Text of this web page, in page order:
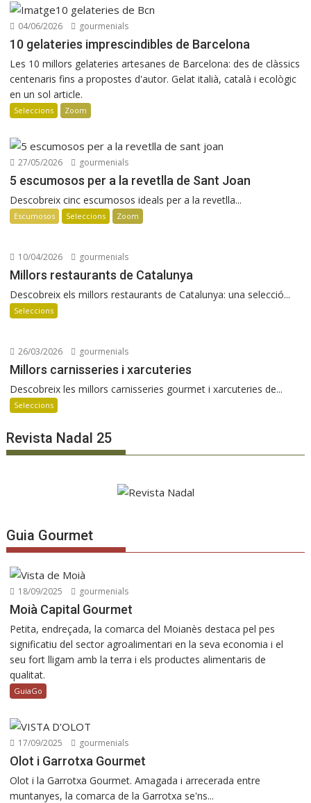
Osteria Condal obre a Barcelona
04/06/2026 gourmenials
10 gelateries imprescindibles de Barcelona
Les 10 millors gelateries artesanes de Barcelona: des de clàssics
centenaris fins a propostes d'autor. Gelat italià, català i ecològic
en un sol article.
Seleccions Zoom
27/05/2026 gourmenials
5 escumosos per a la revetlla de Sant Joan
Descobreix cinc escumosos ideals per a la revetlla...
Escumosos Seleccions Zoom
10/04/2026 gourmenials
Millors restaurants de Catalunya
Descobreix els millors restaurants de Catalunya: una selecció...
Seleccions
26/03/2026 gourmenials
Millors carnisseries i xarcuteries
Descobreix les millors carnisseries gourmet i xarcuteries de...
Seleccions
Revista Nadal 25
Guia Gourmet
18/09/2025 gourmenials
Moià Capital Gourmet
Petita, endreçada, la comarca del Moianès destaca pel pes
significatiu del sector agroalimentari en la seva economia i el
seu fort lligam amb la terra i els productes alimentaris de
qualitat.
GuiaGo
17/09/2025 gourmenials
Olot i Garrotxa Gourmet
Olot i la Garrotxa Gourmet. Amagada i arrecerada entre
muntanyes, la comarca de la Garrotxa se'ns...